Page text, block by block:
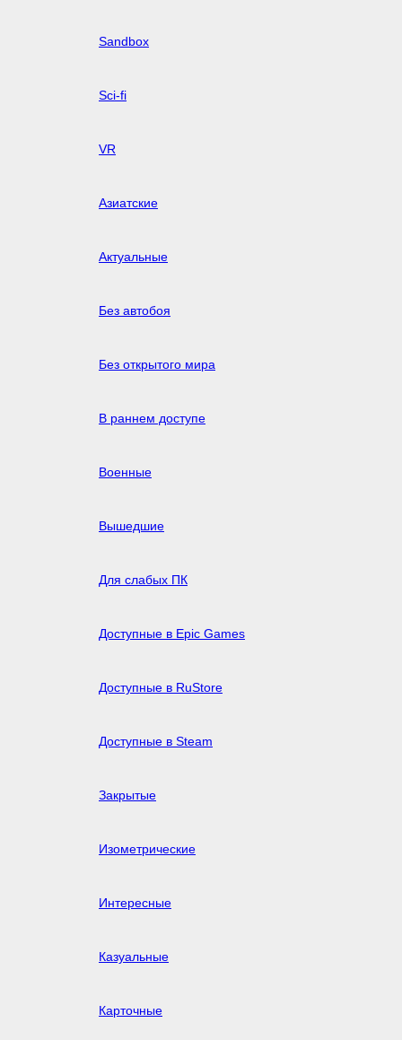
Sandbox
Sci-fi
VR
Азиатские
Актуальные
Без автобоя
Без открытого мира
В раннем доступе
Военные
Вышедшие
Для слабых ПК
Доступные в Epic Games
Доступные в RuStore
Доступные в Steam
Закрытые
Изометрические
Интересные
Казуальные
Карточные